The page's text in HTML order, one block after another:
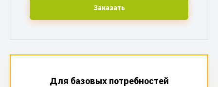
Заказать
Для базовых потребностей